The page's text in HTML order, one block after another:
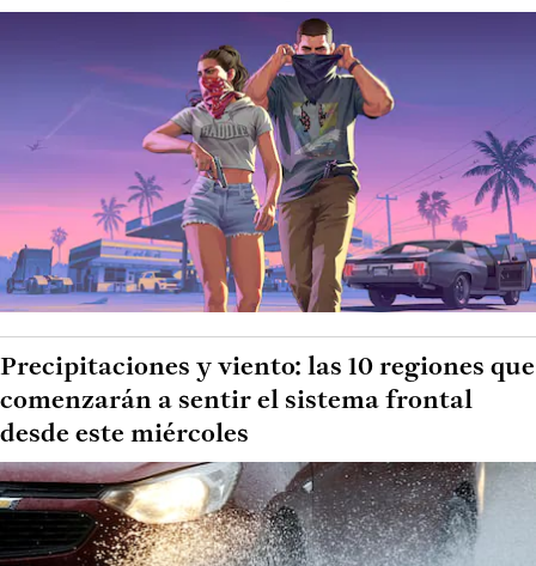
Precipitaciones y viento: las 10 regiones que
comenzarán a sentir el sistema frontal
desde este miércoles